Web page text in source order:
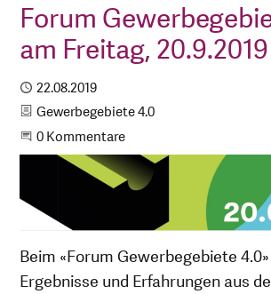
Forum
am Freitag, 20.9.2019
Publiziert
22.08.2019
Kategorie
Gewerbegebiete 4.0
Beginne eine Unterhaltung
0 Kommentare
Beim «Forum Gewerbegebiete
Ergebnisse und Erfahrungen aus